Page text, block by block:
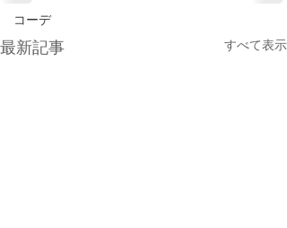
コーデ
最新記事 すべて表示